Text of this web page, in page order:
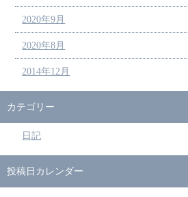
2020年9月
2020年8月
2014年12月
カテゴリー
日記
投稿日カレンダー